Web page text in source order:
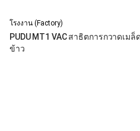
โรงงาน (Factory)
PUDU MT1 VAC สาธิตการกวาดเ
ข้าว